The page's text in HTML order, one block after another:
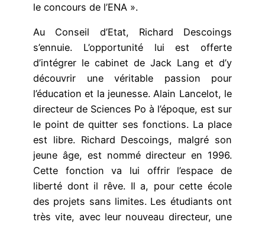
le concours de l’ENA ».
Au Conseil d’Etat, Richard Descoings
s’ennuie. L’opportunité lui est offerte
d’intégrer le cabinet de Jack Lang et d’y
découvrir une véritable passion pour
l’éducation et la jeunesse. Alain Lancelot, le
directeur de Sciences Po à l’époque, est sur
le point de quitter ses fonctions. La place
est libre. Richard Descoings, malgré son
jeune âge, est nommé directeur en 1996.
Cette fonction va lui offrir l’espace de
liberté dont il rêve. Il a, pour cette école
des projets sans limites. Les étudiants ont
très vite, avec leur nouveau directeur, une